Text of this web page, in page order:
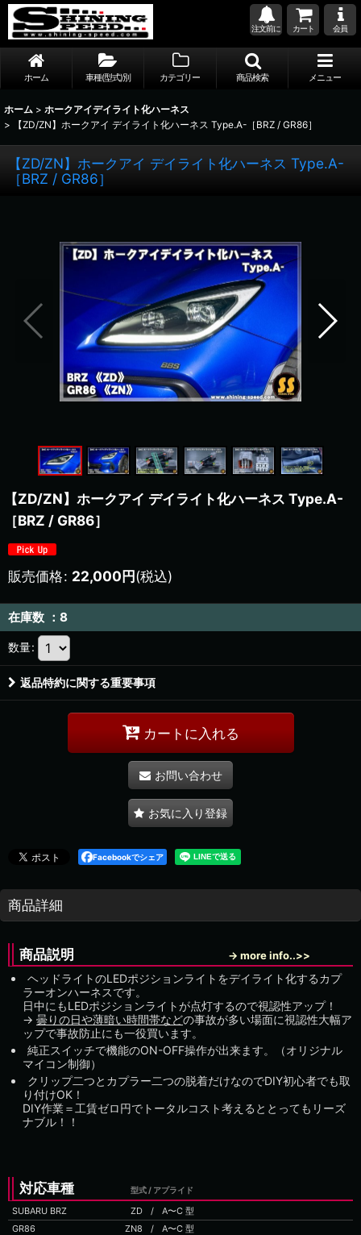
注文前に カート 会員
ホーム 車種(型式)別 カテゴリー 商品検索 メニュー
ホーム > ホークアイデイライト化ハーネス
>
【ZD/ZN】ホークアイ デイライト化ハーネス Type.A-［BRZ / GR86］
【ZD/ZN】ホークアイ デイライト化ハーネス Type.A-
［BRZ / GR86］
【ZD/ZN】ホークアイ デイライト化ハーネス Type.A-
［BRZ / GR86］
販売価格: 22,000円(税込)
在庫数 ：8
数量:
返品特約に関する重要事項
カートに入れる
お問い合わせ
お気に入り登録
Facebookでシェア
商品詳細
商品説明 → more info..>>
ヘッドライトのLEDポジションライトをデイライト化するカプ
ラーオンハーネスです。
日中にもLEDポジションライトが点灯するので視認性アップ！
→曇りの日や薄暗い時間帯などの事故が多い場面に視認性大幅ア
ップで事故防止にも一役買います。
純正スイッチで機能のON-OFF操作が出来ます。（オリジナル
マイコン制御）
クリップ二つとカプラー二つの脱着だけなのでDIY初心者でも取
り付けOK！
DIY作業＝工賃ゼロ円でトータルコスト考えるととってもリーズ
ナブル！！
対応車種 型式 / アプライド
SUBARU BRZ ZD
/
GR86
ZN8 /